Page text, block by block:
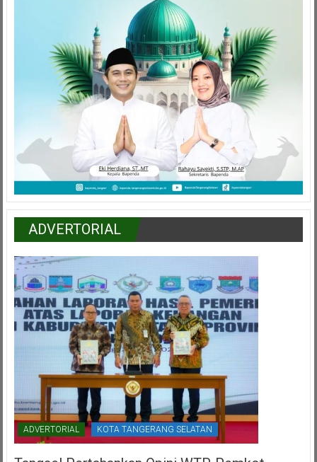
ADVERTORIAL
ADVERTORIAL KOTA TANGERANG SELATAN